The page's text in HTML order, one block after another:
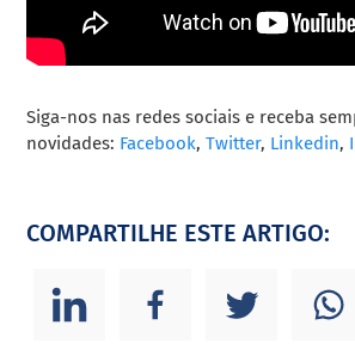
Siga-nos nas redes sociais e receba
novidades: Facebook, Twitter, Linkedin,
COMPARTILHE ESTE ARTIGO: